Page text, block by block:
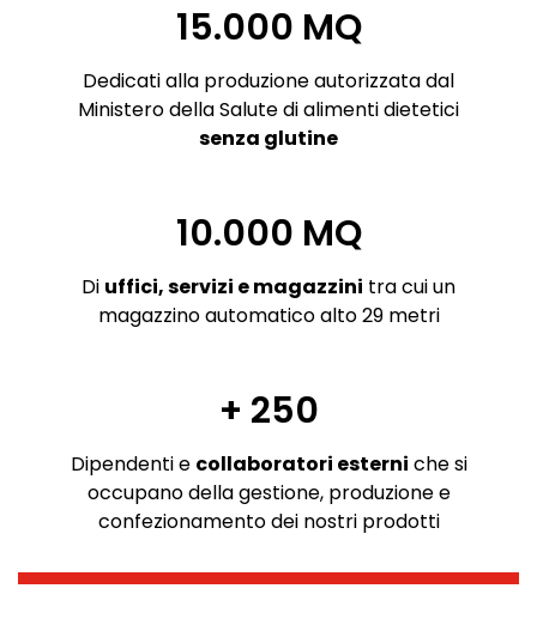
15.000 MQ
Dedicati alla produzione autorizzata dal
Ministero della Salute di alimenti dietetici
senza glutine
10.000 MQ
Di uffici, servizi e magazzini tra cui un
magazzino automatico alto 29 metri
+ 250
Dipendenti e collaboratori esterni che si
occupano della gestione, produzione e
confezionamento dei nostri prodotti